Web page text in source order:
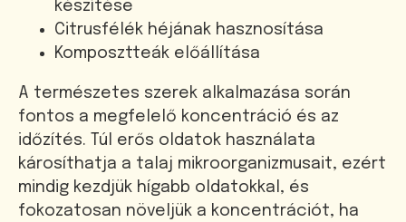
készítése
Citrusfélék héjának hasznosítása
Komposztteák előállítása
A természetes szerek alkalmazása során
fontos a megfelelő koncentráció és az
időzítés. Túl erős oldatok használata
károsíthatja a talaj mikroorganizmusait, ezért
mindig kezdjük hígabb oldatokkal, és
fokozatosan növeljük a koncentrációt, ha